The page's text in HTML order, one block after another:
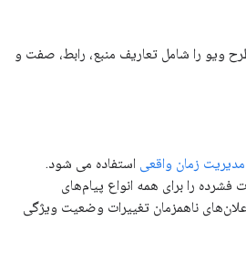
ویو را شامل تعاریف منبع، رابط، صفت و
مدیریت زمان واقعی استفاده می شود.
فشرده را برای همه انواع پیام‌های
ناهمزمان تغییرات وضعیت ویژگی